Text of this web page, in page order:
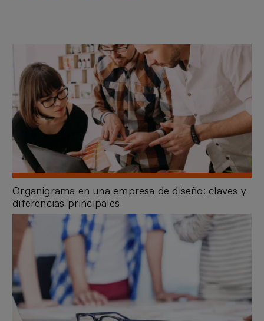
Organigrama en una empresa de diseño: claves y
diferencias principales